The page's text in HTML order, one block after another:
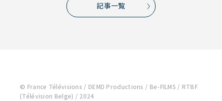
記事一覧
© France Télévisions / DEMD Productions / Be-FILMS / RTBF
(Télévision Belge) / 2024